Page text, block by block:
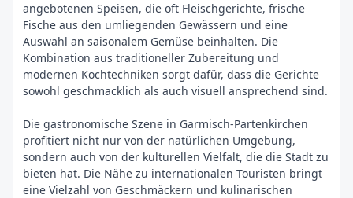
angebotenen Speisen, die oft Fleischgerichte, frische
Fische aus den umliegenden Gewässern und eine
Auswahl an saisonalem Gemüse beinhalten. Die
Kombination aus traditioneller Zubereitung und
modernen Kochtechniken sorgt dafür, dass die Gerichte
sowohl geschmacklich als auch visuell ansprechend sind.
Die gastronomische Szene in Garmisch-Partenkirchen
profitiert nicht nur von der natürlichen Umgebung,
sondern auch von der kulturellen Vielfalt, die die Stadt zu
bieten hat. Die Nähe zu internationalen Touristen bringt
eine Vielzahl von Geschmäckern und kulinarischen